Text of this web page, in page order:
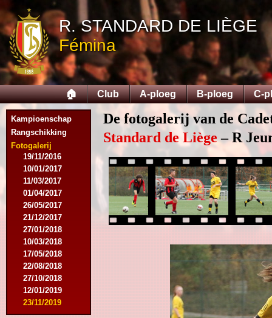
R. STANDARD DE LIÈGE
Fémina
🏠 Club A-ploeg B-ploeg C-
Kampioenschap
Rangschikking
Fotogalerij
12/12/2015
09/02/2016
27/02/2016
09/03/2016
12/03/2016
19/03/2016
16/04/2016
21/05/2016
27/05/2016
09/08/2016
20/08/2016
08/10/2016
19/11/2016
10/01/2017
11/03/2017
01/04/2017
26/05/2017
21/12/2017
27/01/2018
10/03/2018
17/05/2018
22/08/2018
27/10/2018
12/01/2019
23/11/2019
De fotogalerij van de
Standard de Liège– R